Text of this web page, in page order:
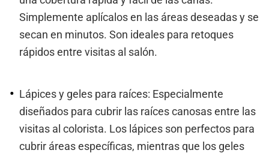
Simplemente aplícalos en las áreas deseadas y se
secan en minutos. Son ideales para retoques
rápidos entre visitas al salón.
Lápices y geles para raíces: Especialmente
diseñados para cubrir las raíces canosas entre las
visitas al colorista. Los lápices son perfectos para
cubrir áreas específicas, mientras que los geles